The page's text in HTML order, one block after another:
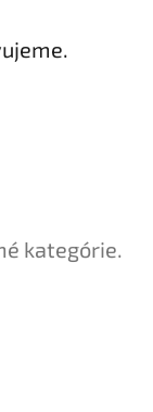
kategórie.